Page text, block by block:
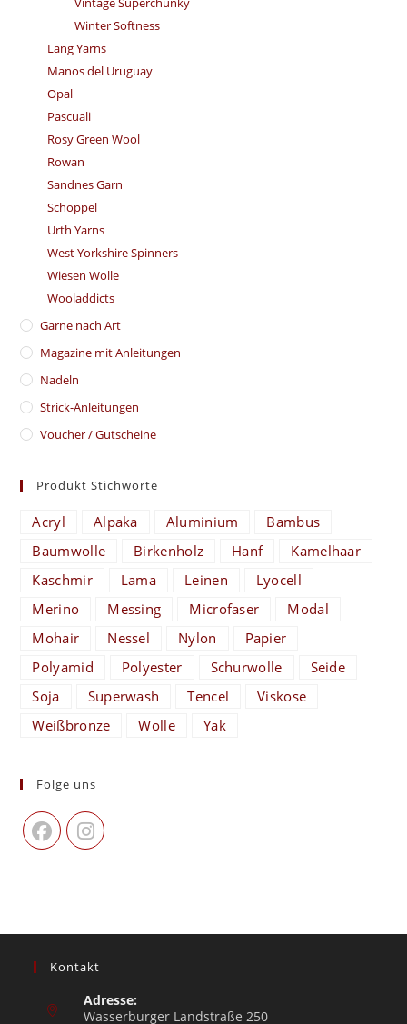
Winter Softness
Lang Yarns
Manos del Uruguay
Opal
Pascuali
Rosy Green Wool
Rowan
Sandnes Garn
Schoppel
Urth Yarns
West Yorkshire Spinners
Wiesen Wolle
Wooladdicts
Garne nach Art
Magazine mit Anleitungen
Nadeln
Strick-Anleitungen
Voucher / Gutscheine
Produkt Stichworte
Acryl Alpaka Aluminium
Bambus
Baumwolle
Birkenholz Hanf
Kamelhaar
Kaschmir
Lama Leinen
Lyocell
Merino
Messing Microfaser
Modal
Mohair
Nessel Nylon
Papier
Polyamid
Polyester Schurwolle
Seide
Soja
Superwash Tencel
Viskose
Weißbronze
Wolle Yak
Folge uns
Kontakt
Adresse:
Wasserburger Landstraße 250